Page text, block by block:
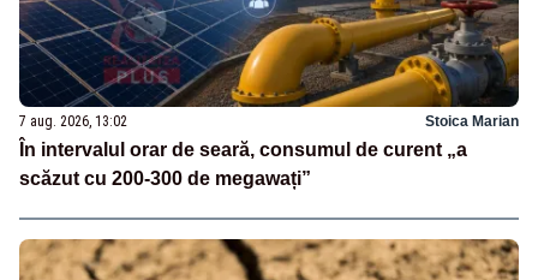
7 aug. 2026, 13:02 Stoica Marian
În intervalul orar de seară, consumul de curent „a
scăzut cu 200-300 de megawați”